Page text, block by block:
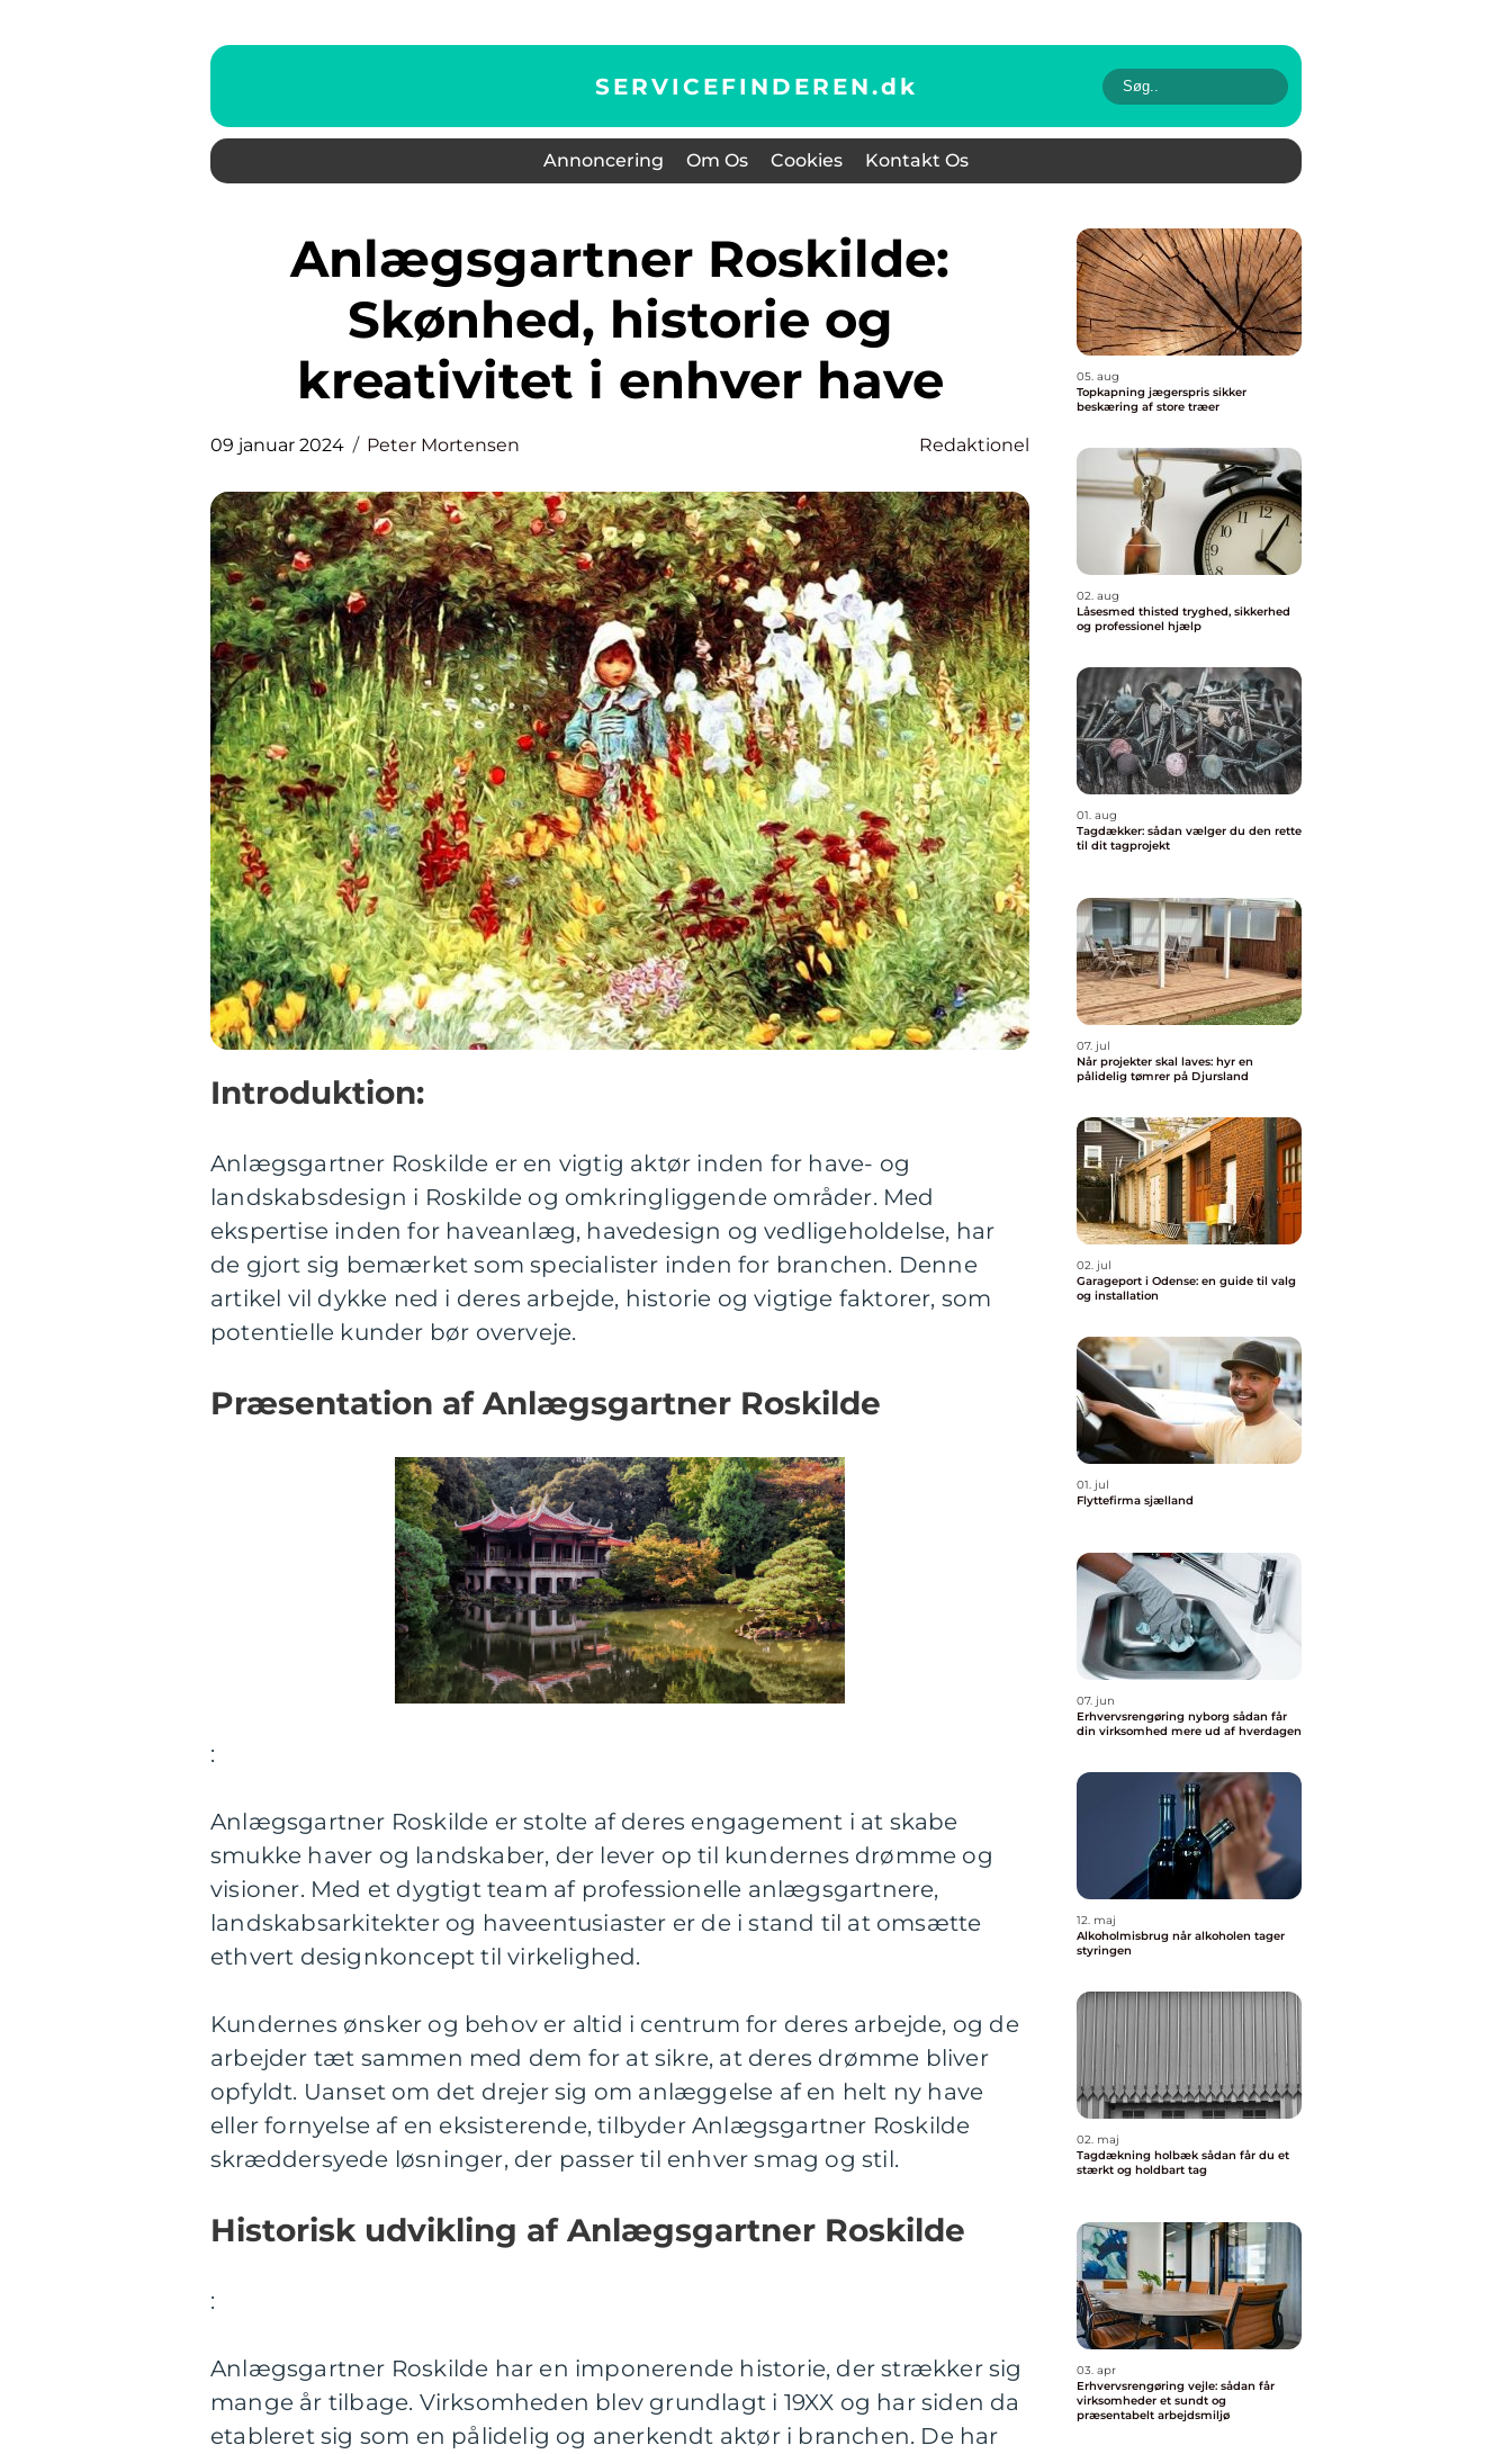
SERVICEFINDEREN.dk
Annoncering Om Os Cookies Kontakt Os
Anlægsgartner Roskilde:
Skønhed, historie og
kreativitet i enhver have
09 januar 2024 Peter Mortensen Redaktionel
Introduktion:
Anlægsgartner Roskilde er en vigtig aktør inden for have- og
landskabsdesign i Roskilde og omkringliggende områder. Med
ekspertise inden for haveanlæg, havedesign og vedligeholdelse, har
de gjort sig bemærket som specialister inden for branchen. Denne
artikel vil dykke ned i deres arbejde, historie og vigtige faktorer, som
potentielle kunder bør overveje.
Præsentation af Anlægsgartner Roskilde
:
Anlægsgartner Roskilde er stolte af deres engagement i at skabe
smukke haver og landskaber, der lever op til kundernes drømme og
visioner. Med et dygtigt team af professionelle anlægsgartnere,
landskabsarkitekter og haveentusiaster er de i stand til at omsætte
ethvert designkoncept til virkelighed.
Kundernes ønsker og behov er altid i centrum for deres arbejde, og de
arbejder tæt sammen med dem for at sikre, at deres drømme bliver
opfyldt. Uanset om det drejer sig om anlæggelse af en helt ny have
eller fornyelse af en eksisterende, tilbyder Anlægsgartner Roskilde
skræddersyede løsninger, der passer til enhver smag og stil.
Historisk udvikling af Anlægsgartner Roskilde
:
Anlægsgartner Roskilde har en imponerende historie, der strækker sig
mange år tilbage. Virksomheden blev grundlagt i 19XX og har siden da
etableret sig som en pålidelig og anerkendt aktør i branchen. De har
05. aug
Topkapning jægerspris sikker
beskæring af store træer
02. aug
Låsesmed thisted tryghed, sikkerhed
og professionel hjælp
01. aug
Tagdækker: sådan vælger du den rette
til dit tagprojekt
07. jul
Når projekter skal laves: hyr en
pålidelig tømrer på Djursland
02. jul
Garageport i Odense: en guide til valg
og installation
01. jul
Flyttefirma sjælland
07. jun
Erhvervsrengøring nyborg sådan får
din virksomhed mere ud af hverdagen
12. maj
Alkoholmisbrug når alkoholen tager
styringen
02. maj
Tagdækning holbæk sådan får du et
stærkt og holdbart tag
03. apr
Erhvervsrengøring vejle: sådan får
virksomheder et sundt og
præsentabelt arbejdsmiljø